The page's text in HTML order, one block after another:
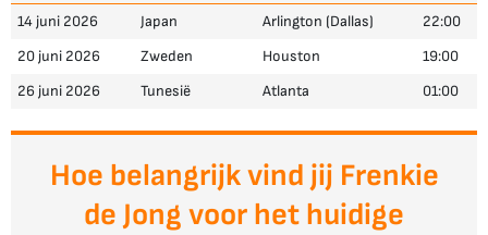
14 juni 2026 Japan Arlington (Dallas)
22:00
20 juni 2026
Zweden Houston
19:00
26 juni 2026
Tunesië Atlanta 01:00
Hoe belangrijk vind jij Frenkie
de Jong voor het huidige